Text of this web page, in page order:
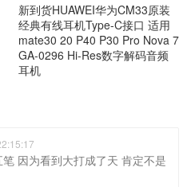
新到货HUAWEI华为CM33原装
经典有线耳机Type-C接口 适用
mate30 20 P40 P30 Pro Nova 7
GA-0296 Hi-Res数字解码音频
耳机
因为看到大打成了天 肯定不是